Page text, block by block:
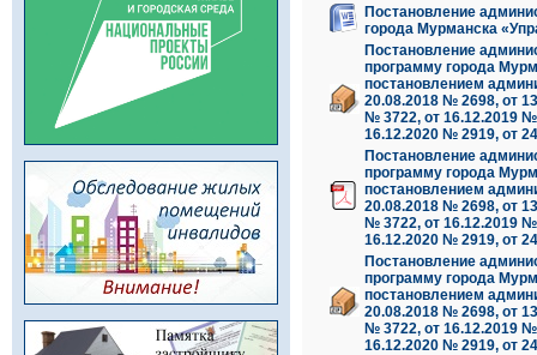
Постановление
города Мурманска
Постановление
программу города
постановлением
20.08.2018 № 2698, от
№ 3722, от 16.12.2019
16.12.2020 № 2919, от
Постановление
программу города
постановлением
20.08.2018 № 2698, от
№ 3722, от 16.12.2019
16.12.2020 № 2919, от
Постановление
программу города
постановлением
20.08.2018 № 2698, от
№ 3722, от 16.12.2019
16.12.2020 № 2919, от